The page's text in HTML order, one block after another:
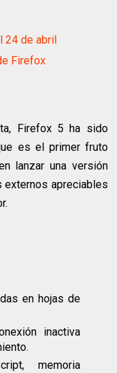
24 de abril
Firefox
Firefox 5 ha sido
es el primer fruto
lanzar una versión
externos apreciables
en hojas de
inactiva
memoria